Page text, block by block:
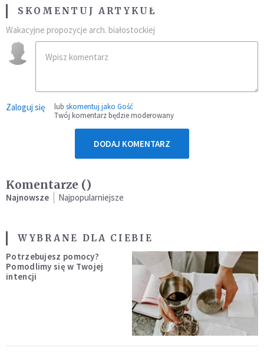
SKOMENTUJ ARTYKUŁ
Wakacyjne propozycje arch. białostockiej
Zaloguj się lub skomentuj jako Gość
Twój komentarz będzie moderowany
DODAJ KOMENTARZ
Komentarze ()
Najnowsze Najpopularniejsze
WYBRANE DLA CIEBIE
Potrzebujesz pomocy?
Pomodlimy się w Twojej
intencji